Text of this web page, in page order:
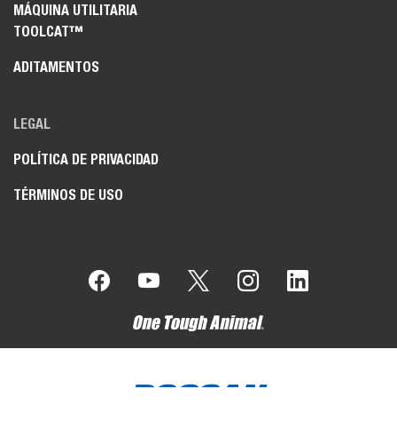
MÁQUINA UTILITARIA
TOOLCAT™
ADITAMENTOS
LEGAL
POLÍTICA DE PRIVACIDAD
TÉRMINOS DE USO